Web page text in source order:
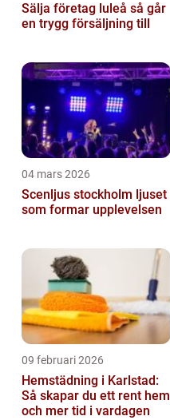
Sälja företag luleå så går
en trygg försäljning till
04 mars 2026
Scenljus stockholm ljuset
som formar upplevelsen
09 februari 2026
Hemstädning i Karlstad:
Så skapar du ett rent hem
och mer tid i vardagen